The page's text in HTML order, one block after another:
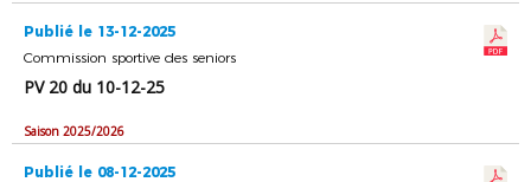
Publié le 13-12-2025
Commission sportive des seniors
PV 20 du 10-12-25
Saison 2025/2026
Publié le 08-12-2025